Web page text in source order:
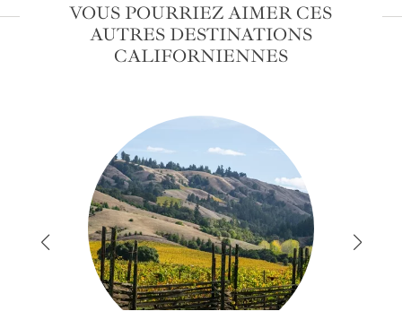
VOUS POURRIEZ AIMER CES
AUTRES DESTINATIONS
CALIFORNIENNES